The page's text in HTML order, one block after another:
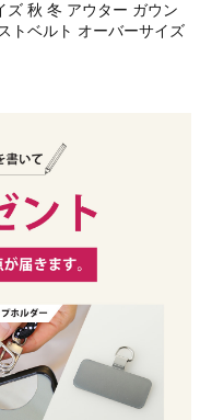
ズ 秋 冬 アウター ガウン
トベルト オーバーサイズ